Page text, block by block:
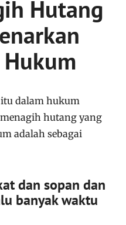
Hutang
dalam hukum
hutang yang
adalah sebagai
dan sopan dan
banyak waktu